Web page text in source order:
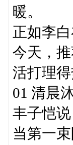
暖。
正如李
今天，
活打理得
01 清晨
丰子恺
当第一